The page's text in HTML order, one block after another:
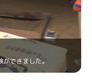
できました。